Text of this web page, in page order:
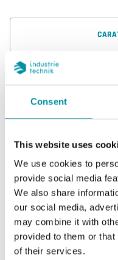
Consent
This website uses
We use cookies to
provide social media
We also share
our social media,
may combine it with
provided to them or
of their services.
Caratteristiche
Caratteristiche di SC6
Ritardo